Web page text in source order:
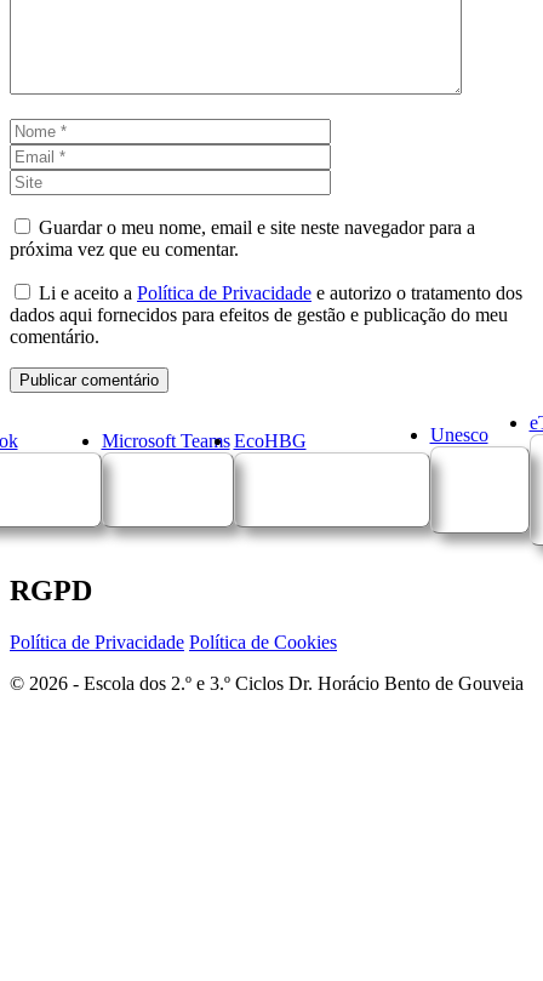
Nome
Guardar o meu nome, email e site neste navegador para a
próxima vez que eu comentar.
Li e aceito a Política de Privacidade e autorizo o tratamento dos
dados aqui fornecidos para efeitos de gestão e publicação do meu
comentário.
Microsoft Teams EcoHBG Unesco
RGPD
Política de Privacidade Política de Cookies
© 2026 - Escola dos 2.º e 3.º Ciclos Dr. Horácio Bento de Gouveia